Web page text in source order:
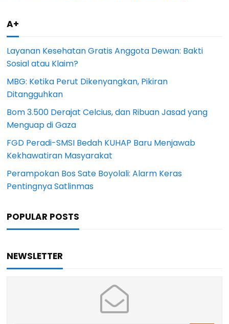
A+
Layanan Kesehatan Gratis Anggota Dewan: Bakti
Sosial atau Klaim?
MBG: Ketika Perut Dikenyangkan, Pikiran
Ditangguhkan
Bom 3.500 Derajat Celcius, dan Ribuan Jasad yang
Menguap di Gaza
FGD Peradi-SMSI Bedah KUHAP Baru Menjawab
Kekhawatiran Masyarakat
Perampokan Bos Sate Boyolali: Alarm Keras
Pentingnya Satlinmas
POPULAR POSTS
NEWSLETTER